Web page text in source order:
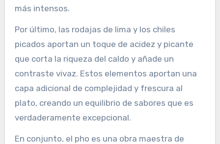
más intensos.
Por último, las rodajas de lima y los chiles
picados aportan un toque de acidez y picante
que corta la riqueza del caldo y añade un
contraste vivaz. Estos elementos aportan una
capa adicional de complejidad y frescura al
plato, creando un equilibrio de sabores que es
verdaderamente excepcional.
En conjunto, el pho es una obra maestra de